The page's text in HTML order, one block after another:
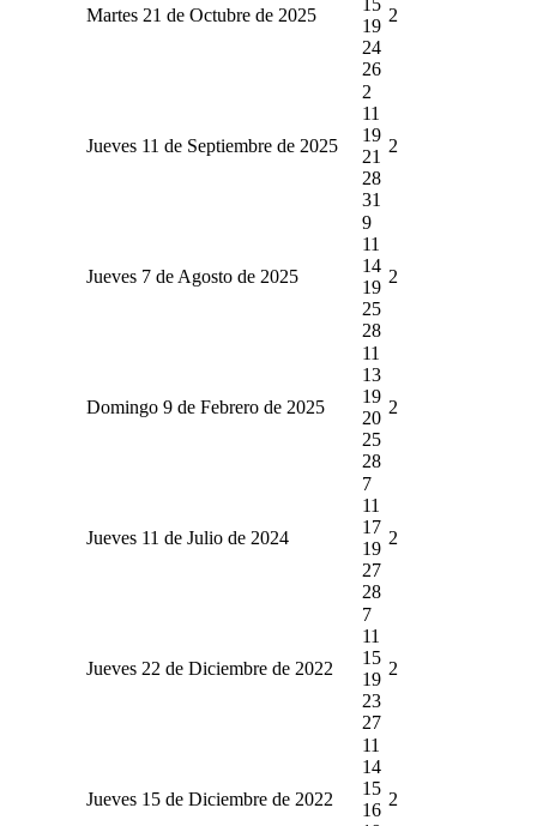
Martes 21 de Octubre de 2025
19
24
26
2
Jueves 11 de Septiembre de 2025
2
11
19
21
28
31
2
Jueves 7 de Agosto de 2025
9
11
14
19
25
28
2
Domingo 9 de Febrero de 2025
11
13
19
20
25
28
2
Jueves 11 de Julio de 2024
7
11
17
19
27
28
2
Jueves 22 de Diciembre de 2022
7
11
15
19
23
27
2
Jueves 15 de Diciembre de 2022
11
14
15
16
2